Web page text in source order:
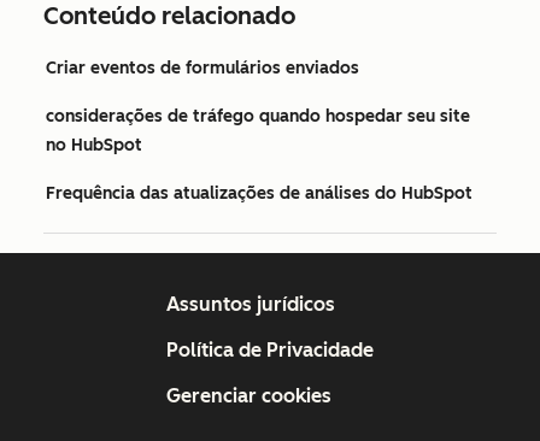
Conteúdo relacionado
Criar eventos de formulários enviados
considerações de tráfego quando hospedar seu site
no HubSpot
Frequência das atualizações de análises do HubSpot
Assuntos jurídicos
Política de Privacidade
Gerenciar cookies